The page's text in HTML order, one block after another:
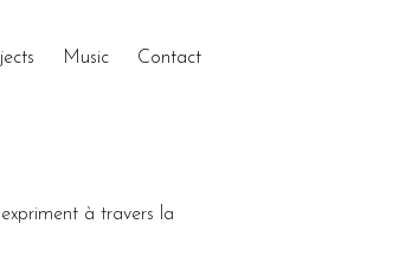
Music Contact
à travers la